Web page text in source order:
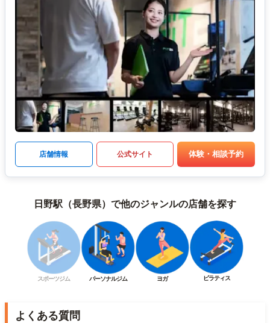
店舗情報 公式サイト 体験・相談予約
日野駅（長野県）で他のジャンルの店舗を探す
スポーツジム パーソナルジム ヨガ ピラティス
よくある質問